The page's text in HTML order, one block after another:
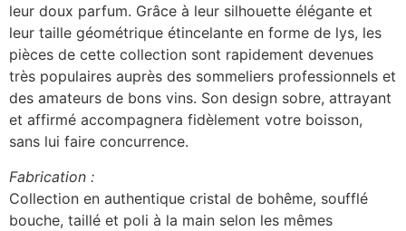
leur doux parfum. Grâce à leur silhouette élégante et
leur taille géométrique étincelante en forme de lys, les
pièces de cette collection sont rapidement devenues
très populaires auprès des sommeliers professionnels et
des amateurs de bons vins. Son design sobre, attrayant
et affirmé accompagnera fidèlement votre boisson,
sans lui faire concurrence.
Fabrication :
Collection en authentique cristal de bohême, soufflé
bouche, taillé et poli à la main selon les mêmes